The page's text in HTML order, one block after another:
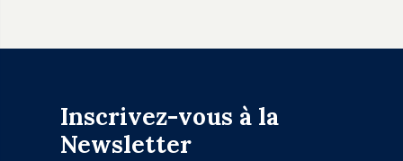
Inscrivez-vous à la
Newsletter